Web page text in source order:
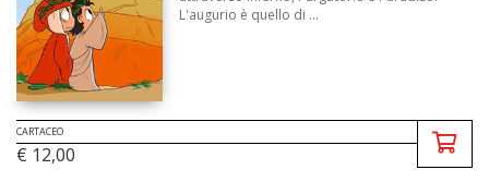
L'augurio è quello di ...
CARTACEO
€ 12,00